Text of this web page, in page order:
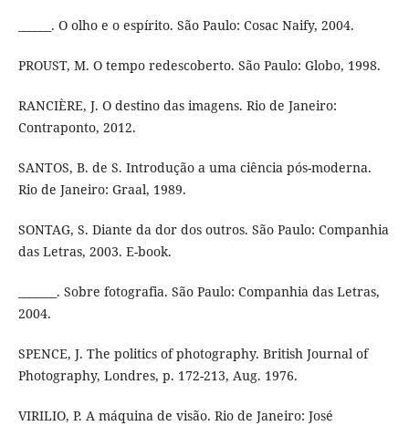
______. O olho e o espírito. São Paulo: Cosac Naify, 2004.
PROUST, M. O tempo redescoberto. São Paulo: Globo, 1998.
RANCIÈRE, J. O destino das imagens. Rio de Janeiro:
Contraponto, 2012.
SANTOS, B. de S. Introdução a uma ciência pós-moderna.
Rio de Janeiro: Graal, 1989.
SONTAG, S. Diante da dor dos outros. São Paulo: Companhia
das Letras, 2003. E-book.
_______. Sobre fotografia. São Paulo: Companhia das Letras,
2004.
SPENCE, J. The politics of photography. British Journal of
Photography, Londres, p. 172-213, Aug. 1976.
VIRILIO, P. A máquina de visão. Rio de Janeiro: José